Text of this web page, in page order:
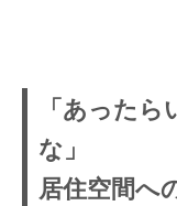
「あった
な」
居住空間へ